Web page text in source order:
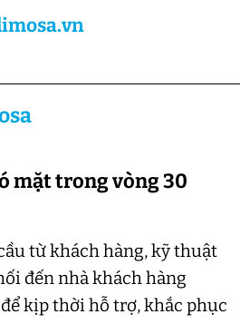
mặt trong vòng 30
từ khách hàng, kỹ thuật
đến nhà khách hàng
kịp thời hỗ trợ, khắc phục